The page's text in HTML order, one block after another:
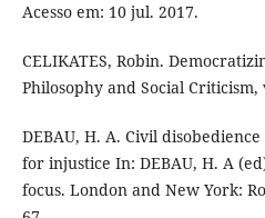
Acesso em: 10 jul. 2017.
CELIKATES, Robin.
Philosophy and Social Criticism,
DEBAU, H. A. Civil
for injustice In: DEBAU, H. A
focus. London and New York: